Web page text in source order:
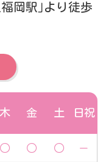
岡駅｣より徒歩
木 金 土 日祝
○ ○ ○ －